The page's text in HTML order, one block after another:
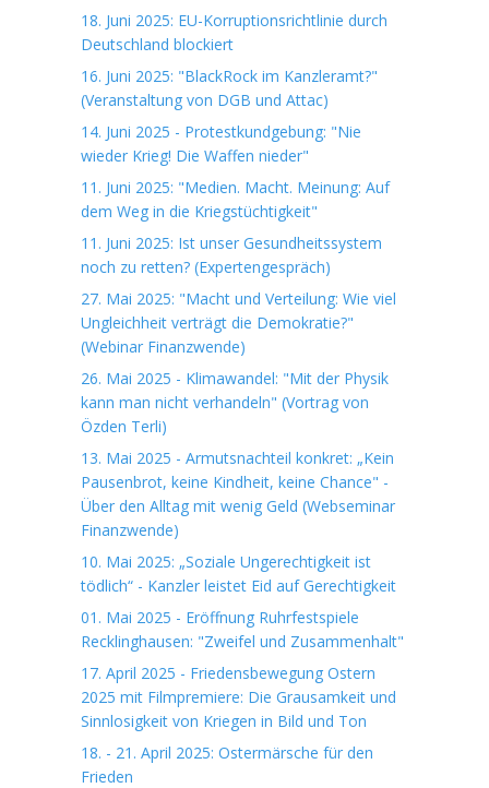
18. Juni 2025: EU-Korruptionsrichtlinie durch
Deutschland blockiert
16. Juni 2025: "BlackRock im Kanzleramt?"
(Veranstaltung von DGB und Attac)
14. Juni 2025 - Protestkundgebung: "Nie
wieder Krieg! Die Waffen nieder"
11. Juni 2025: "Medien. Macht. Meinung: Auf
dem Weg in die Kriegstüchtigkeit"
11. Juni 2025: Ist unser Gesundheitssystem
noch zu retten? (Expertengespräch)
27. Mai 2025: "Macht und Verteilung: Wie viel
Ungleichheit verträgt die Demokratie?"
(Webinar Finanzwende)
26. Mai 2025 - Klimawandel: "Mit der Physik
kann man nicht verhandeln" (Vortrag von
Özden Terli)
13. Mai 2025 - Armutsnachteil konkret: „Kein
Pausenbrot, keine Kindheit, keine Chance" -
Über den Alltag mit wenig Geld (Webseminar
Finanzwende)
10. Mai 2025: „Soziale Ungerechtigkeit ist
tödlich“ - Kanzler leistet Eid auf Gerechtigkeit
01. Mai 2025 - Eröffnung Ruhrfestspiele
Recklinghausen: "Zweifel und Zusammenhalt"
17. April 2025 - Friedensbewegung Ostern
2025 mit Filmpremiere: Die Grausamkeit und
Sinnlosigkeit von Kriegen in Bild und Ton
18. - 21. April 2025: Ostermärsche für den
Frieden